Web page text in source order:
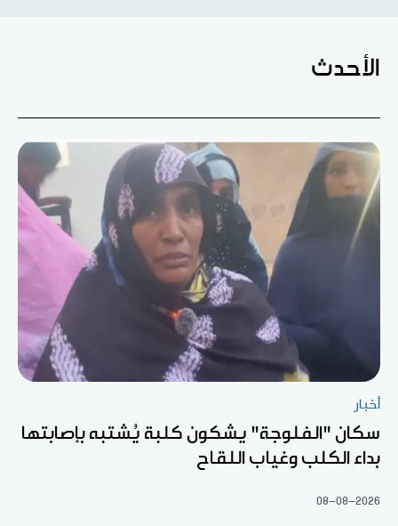
الأحدث
أخبار
سكان "الفلوجة" يشكون كلبة يُشتبه بإصابتها
بداء الكلب وغياب اللقاح
08-08-2026